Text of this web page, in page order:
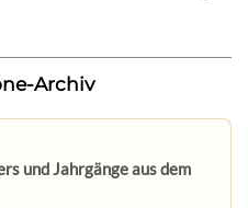
Archiv
und Jahrgänge aus dem